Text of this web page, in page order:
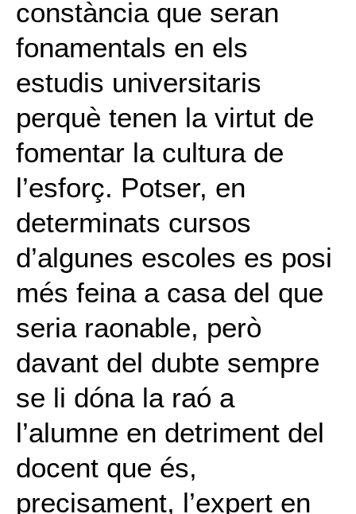
constància que seran
fonamentals en els
estudis universitaris
perquè tenen la virtut de
fomentar la cultura de
l’esforç. Potser, en
determinats cursos
d’algunes escoles es posi
més feina a casa del que
seria raonable, però
davant del dubte sempre
se li dóna la raó a
l’alumne en detriment del
docent que és,
precisament, l’expert en